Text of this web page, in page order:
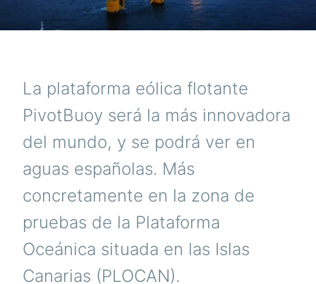
La plataforma eólica flotante
PivotBuoy será la más innovadora
del mundo, y se podrá ver en
aguas españolas. Más
concretamente en la zona de
pruebas de la Plataforma
Oceánica situada en las Islas
Canarias (PLOCAN).